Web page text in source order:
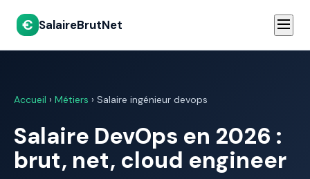
€ SalaireBrutNet
Accueil › Métiers › Salaire ingénieur devops
Salaire DevOps en 2026 :
brut, net, cloud engineer